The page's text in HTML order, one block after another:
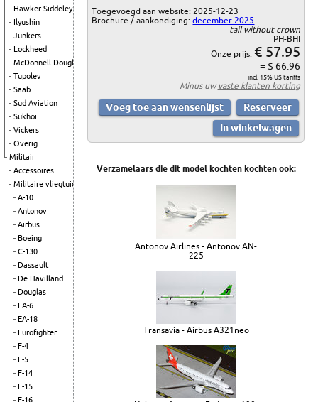
Hawker Siddeley
Ilyushin
Junkers
Lockheed
McDonnell Douglas
Tupolev
Saab
Sud Aviation
Sukhoi
Vickers
Overig
Militair
Accessoires
Militaire vliegtuigen
A-10
Antonov
Airbus
Boeing
C-130
Dassault
De Havilland
Douglas
EA-6
EA-18
Eurofighter
F-4
F-5
F-14
F-15
F-16
Toegevoegd aan website: 2025-12-23
Brochure / aankondiging:december 2025
tail without crown
PH-BHI
Onze prijs: € 57.95
= $ 66.96
incl. 15% US tariffs
Minus uwvaste klanten korting
Verzamelaars die dit model kochten kochten ook:
Antonov Airlines - Antonov AN-
225
Transavia - Airbus A321neo